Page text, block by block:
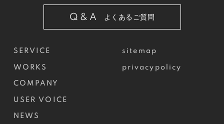
SERVICE
WORKS
COMPANY
USER VOICE
NEWS
sitemap
privacypolicy
Q&A よくあるご質問